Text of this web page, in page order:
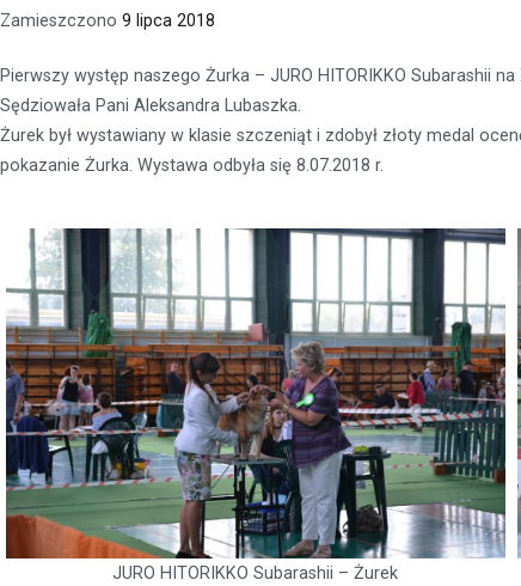
Zamieszczono 9 lipca 2018
Pierwszy występ naszego Żurka – JURO HITORIKKO Subarashii
Sędziowała Pani Aleksandra Lubaszka.
Żurek był wystawiany w klasie szczeniąt i zdobył złoty medal
pokazanie Żurka. Wystawa odbyła się 8.07.2018 r.
JURO HITORIKKO Subarashii – Żurek